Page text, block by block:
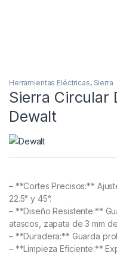
Herramientas Eléctricas, Sierra
Sierra Circular
Dewalt
– **Cortes Precisos:**
22.5° y 45°.
– **Diseño Resistente:**
atascos, zapata de 3 mm
– **Duradera:** Guarda
– **Limpieza Eficiente:**